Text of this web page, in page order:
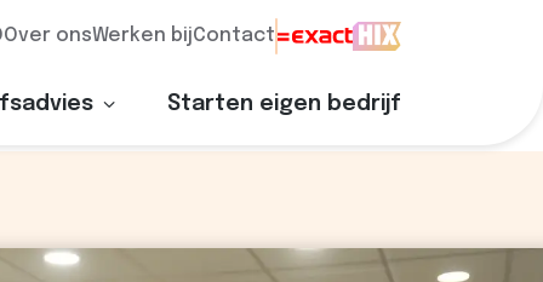
Toon submenu voor "Bedrijfsadvies"
Starten eigen bedrijf
Over onsWerken bijContact